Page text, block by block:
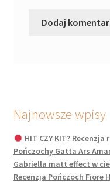
Najnowsze wpisy
HIT CZY KIT?
Pończochy Gatta Ars
Gabriella matt effect w
Recenzja Pończoch Fiore